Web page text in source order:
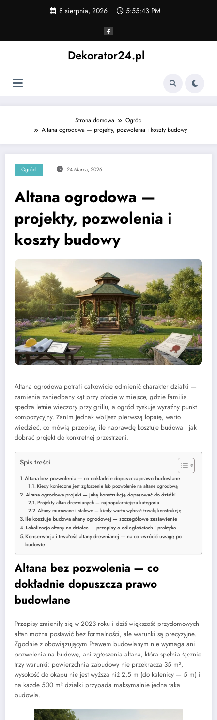
8 sierpnia, 2026 5:55:44 PM
Dekorator24.pl
Strona domowa
Ogród
Altana ogrodowa — projekty, pozwolenia i koszty budowy
Ogród 24 Marca, 2026
Altana ogrodowa —
projekty, pozwolenia i
koszty budowy
Altana ogrodowa potrafi całkowicie odmienić charakter działki —
zamienia zaniedbany kąt przy płocie w miejsce, gdzie familia
spędza letnie wieczory przy grillu, a ogród zyskuje wyraźny punkt
kompozycyjny. Zanim jednak wbijesz pierwszą łopatę, warto
wiedzieć, co mówią przepisy, ile naprawdę kosztuje budowa i jak
dobrać projekt do konkretnej przestrzeni.
Spis treści
Altana bez pozwolenia — co dokładnie dopuszcza prawo budowlane
Kiedy konieczne jest zgłoszenie lub pozwolenie na altanę ogrodową
Altana ogrodowa projekt — jaką konstrukcję dopasować do działki
Projekty altan drewnianych — najpopularniejsza kategoria
Altany murowane i stalowe — kiedy warto wybrać trwałą konstrukcję
Ile kosztuje budowa altany ogrodowej — szczegółowe zestawienie
Lokalizacja altany na działce — przepisy o odległościach i praktyka
Konserwacja i trwałość altany drewnianej — na co zwrócić uwagę po
budowie
Altana bez pozwolenia — co
dokładnie dopuszcza prawo
budowlane
Przepisy zmieniły się w 2023 roku i dziś większość przydomowych
altan można postawić bez formalności, ale warunki są precyzyjne.
Zgodnie z obowiązującym Prawem budowlanym nie wymaga ani
pozwolenia na budowę, ani zgłoszenia altana, która spełnia łącznie
trzy warunki: powierzchnia zabudowy nie przekracza 35 m²,
wysokość do okapu nie jest wyższa niż 2,5 m (do kalenicy — 5 m) i
na każde 500 m² działki przypada maksymalnie jedna taka
budowla.